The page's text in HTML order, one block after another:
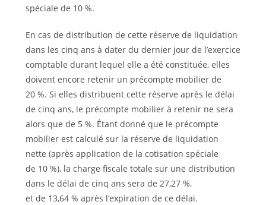
spéciale de 10 %.
En cas de distribution de cette réserve de liquidation
dans les cinq ans à dater du dernier jour de l’exercice
comptable durant lequel elle a été constituée, elles
doivent encore retenir un précompte mobilier de
20 %. Si elles distribuent cette réserve après le délai
de cinq ans, le précompte mobilier à retenir ne sera
alors que de 5 %. Étant donné que le précompte
mobilier est calculé sur la réserve de liquidation
nette (après application de la cotisation spéciale
de 10 %), la charge fiscale totale sur une distribution
dans le délai de cinq ans sera de 27,27 %,
et de 13,64 % après l’expiration de ce délai.